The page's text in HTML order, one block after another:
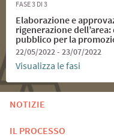
FASE 3 DI 3
Elaborazione e
rigenerazione
pubblico per la
22/05/2022 - 23/07/2022
Visualizza le fasi
NOTIZIE
IL PROCESSO